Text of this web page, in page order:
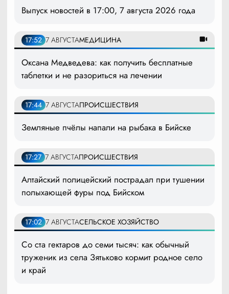
Выпуск новостей в 17:00, 7 августа 2026 года
17:52 7 АВГУСТАМЕДИЦИНА
Оксана Медведева: как получить бесплатные
таблетки и не разориться на лечении
17:44 7 АВГУСТАПРОИСШЕСТВИЯ
Земляные пчёлы напали на рыбака в Бийске
17:27 7 АВГУСТАПРОИСШЕСТВИЯ
Алтайский полицейский пострадал при тушении
полыхающей фуры под Бийском
17:02 7 АВГУСТАСЕЛЬСКОЕ ХОЗЯЙСТВО
Со ста гектаров до семи тысяч: как обычный
труженик из села Зятьково кормит родное село
и край